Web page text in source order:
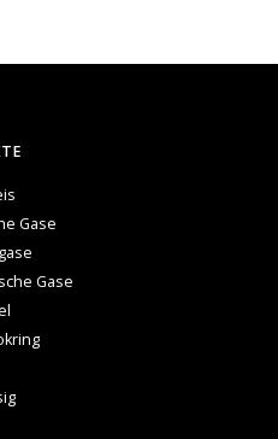
Gase
Gase